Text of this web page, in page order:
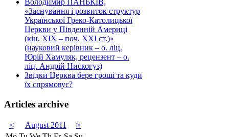
Володимир ПАНЬКІВ,
«Заснування і розвиток структур
Української Греко-Католицької
Церкви у Південній Америці
(кін. ХІХ – поч. ХХІ ст.)»
(науковий керівник – о. ліц.
Юрій Хамуляк, рецензент – о.
ліц. Андрій Нискогуз)
Звідки Церква бере гроші та куди
їх спрямовує?
Articles archive
< August 2011
>